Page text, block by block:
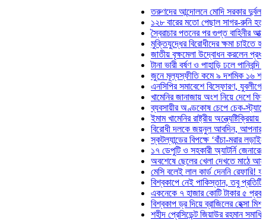
তরুণদের আন্দোলনে মোদি সরকার দুর্বল
১২৮ বারের মতো পেছাল সাগর-রুনি হত্যা
স্বৈরাচার পতনের পর গুপ্ত বাহিনীর
মুক্তিযুদ্ধের বিরোধীদের ক্ষমা চাইতে হবে:
জাতীয় বৃক্ষমেলা উদ্বোধন করলেন প্রধানমন্ত্রী
টানা ভারী বর্ষণ ও পাহাড়ি ঢলে পানিবন্দি
জুনে মূল্যস্ফীতি কমে ৯ দশমিক ১৬ শতাংশ
এনসিপির সমাবেশে বিস্ফোরণ, যুবলীগের দুই
খামেনির জানাজায় অংশ নিয়ে দেশে ফিরলেন
ব্যবসায়ীর অণ্ডকোষ চেপে চেক-স্ট্যাম্পে
ইমাম খামেনির রাষ্ট্রীয় অন্ত্যেষ্টিক্রিয়ায়
বিরোধী দলকে জয়নুল আবদিন, আপনারা ৭১
স্কটল্যান্ডের বিপক্ষে ‘বাঁচা-মরার লড়াইয়ে’
১৭ ডেপুটি ও সহকারী অ্যাটর্নি জেনারেলের
অবশেষে ছেলের খেলা দেখতে মাঠে আসছেন
মেসি বলেই লাল কার্ড দেননি রেফারি! ফাউল
বিশ্বকাপে নেই পাকিস্তান, তবু প্রতিটি
একনেকে ৭ হাজার কোটি টাকার ৫ প্রকল্পের
বিশ্বকাপ ড্র দিয়ে ব্রাজিলের হেক্সা মিশন শুরু
শহীদ প্রেসিডেন্ট জিয়াউর রহমান সমাধিতে